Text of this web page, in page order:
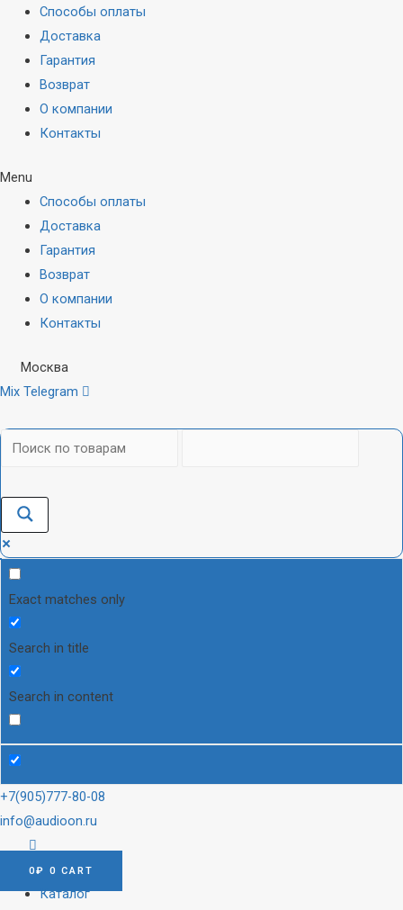
Способы оплаты
Доставка
Гарантия
Возврат
О компании
Контакты
Menu
Способы оплаты
Доставка
Гарантия
Возврат
О компании
Контакты
Москва
Mix Telegram
Exact matches only
Search in title
Search in content
+7(905)777-80-08
info@audioon.ru
0₽ 0 CART
Каталог